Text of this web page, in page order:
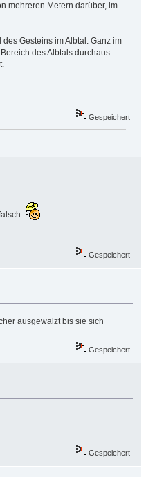
mehreren Metern darüber, im
Gesteins im Albtal. Ganz im
des Albtals durchaus
Gespeichert
Gespeichert
ausgewalzt bis sie sich
Gespeichert
Gespeichert